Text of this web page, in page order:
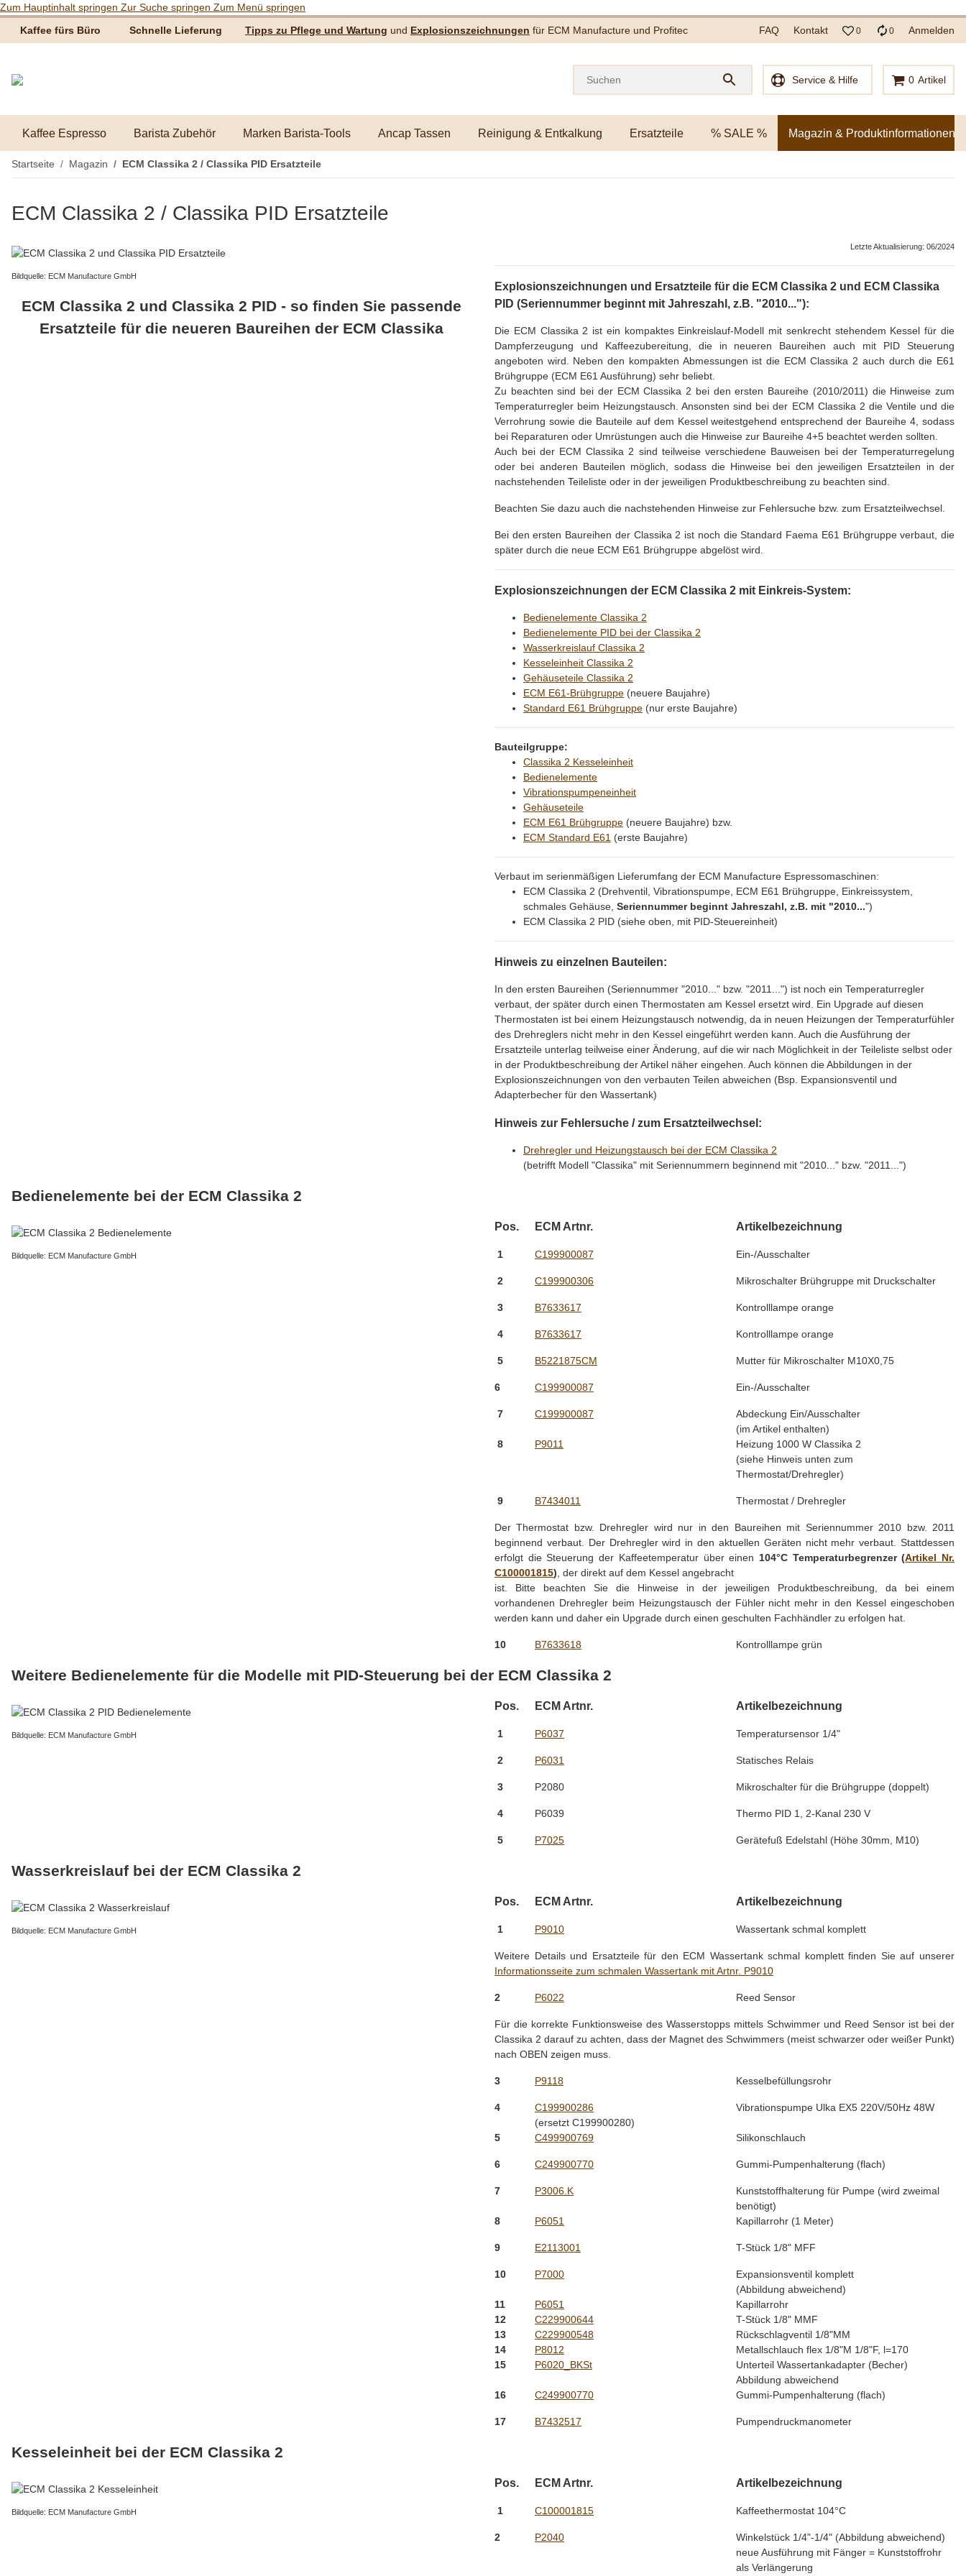
Zum Hauptinhalt springen Zur Suche springen Zum Menü springen
Kaffee fürs Büro
Schnelle Lieferung Tipps zu Pflege und Wartung und Explosionszeichnungen für ECM Manufacture und Profitec FAQ Kontakt 0 0 Anmelden
Service & Hilfe 0 Artikel
Kaffee Espresso Barista Zubehör Marken Barista-Tools Ancap Tassen Reinigung & Entkalkung Ersatzteile % SALE % Magazin & Produktinformationen
Startseite Magazin ECM Classika 2 / Classika PID Ersatzteile
ECM Classika 2 / Classika PID Ersatzteile
Bildquelle: ECM Manufacture GmbH
ECM Classika 2 und Classika 2 PID - so finden Sie passende
Ersatzteile für die neueren Baureihen der ECM Classika
Letzte Aktualisierung: 06/2024
Explosionszeichnungen und Ersatzteile für die ECM Classika 2 und ECM Classika
PID (Seriennummer beginnt mit Jahreszahl, z.B. "2010..."):
Die ECM Classika 2 ist ein kompaktes Einkreislauf-Modell mit senkrecht stehendem Kessel für die
Dampferzeugung und Kaffeezubereitung, die in neueren Baureihen auch mit PID Steuerung
angeboten wird. Neben den kompakten Abmessungen ist die ECM Classika 2 auch durch die E61
Brühgruppe (ECM E61 Ausführung) sehr beliebt.
Zu beachten sind bei der ECM Classika 2 bei den ersten Baureihe (2010/2011) die Hinweise zum
Temperaturregler beim Heizungstausch. Ansonsten sind bei der ECM Classika 2 die Ventile und die
Verrohrung sowie die Bauteile auf dem Kessel weitestgehend entsprechend der Baureihe 4, sodass
bei Reparaturen oder Umrüstungen auch die Hinweise zur Baureihe 4+5 beachtet werden sollten.
Auch bei der ECM Classika 2 sind teilweise verschiedene Bauweisen bei der Temperaturregelung
oder bei anderen Bauteilen möglich, sodass die Hinweise bei den jeweiligen Ersatzteilen in der
nachstehenden Teileliste oder in der jeweiligen Produktbeschreibung zu beachten sind.
Beachten Sie dazu auch die nachstehenden Hinweise zur Fehlersuche bzw. zum Ersatzteilwechsel.
Bei den ersten Baureihen der Classika 2 ist noch die Standard Faema E61 Brühgruppe verbaut, die
später durch die neue ECM E61 Brühgruppe abgelöst wird.
Explosionszeichnungen der ECM Classika 2 mit Einkreis-System:
Bedienelemente Classika 2
Bedienelemente PID bei der Classika 2
Wasserkreislauf Classika 2
Kesseleinheit Classika 2
Gehäuseteile Classika 2
ECM E61-Brühgruppe (neuere Baujahre)
Standard E61 Brühgruppe (nur erste Baujahre)
Bauteilgruppe:
Classika 2 Kesseleinheit
Bedienelemente
Vibrationspumpeneinheit
Gehäuseteile
ECM E61 Brühgruppe (neuere Baujahre) bzw.
ECM Standard E61 (erste Baujahre)
Verbaut im serienmäßigen Lieferumfang der ECM Manufacture Espressomaschinen:
ECM Classika 2 (Drehventil, Vibrationspumpe, ECM E61 Brühgruppe, Einkreissystem,
schmales Gehäuse, Seriennummer beginnt Jahreszahl, z.B. mit "2010...")
ECM Classika 2 PID (siehe oben, mit PID-Steuereinheit)
Hinweis zu einzelnen Bauteilen:
In den ersten Baureihen (Seriennummer "2010..." bzw. "2011...") ist noch ein Temperaturregler
verbaut, der später durch einen Thermostaten am Kessel ersetzt wird. Ein Upgrade auf diesen
Thermostaten ist bei einem Heizungstausch notwendig, da in neuen Heizungen der Temperaturfühler
des Drehreglers nicht mehr in den Kessel eingeführt werden kann. Auch die Ausführung der
Ersatzteile unterlag teilweise einer Änderung, auf die wir nach Möglichkeit in der Teileliste selbst oder
in der Produktbeschreibung der Artikel näher eingehen. Auch können die Abbildungen in der
Explosionszeichnungen von den verbauten Teilen abweichen (Bsp. Expansionsventil und
Adapterbecher für den Wassertank)
Hinweis zur Fehlersuche / zum Ersatzteilwechsel:
Drehregler und Heizungstausch bei der ECM Classika 2
(betrifft Modell "Classika" mit Seriennummern beginnend mit "2010..." bzw. "2011...")
Bedienelemente bei der ECM Classika 2
Bildquelle: ECM Manufacture GmbH
Pos. ECM Artnr. Artikelbezeichnung
1 C199900087 Ein-/Ausschalter
2 C199900306 Mikroschalter Brühgruppe mit Druckschalter
3 B7633617 Kontrolllampe orange
4 B7633617 Kontrolllampe orange
5 B5221875CM Mutter für Mikroschalter M10X0,75
6 C199900087 Ein-/Ausschalter
7 C199900087
Abdeckung Ein/Ausschalter
(im Artikel enthalten)
8
P9011
Heizung 1000 W Classika 2
(siehe Hinweis unten zum
Thermostat/Drehregler)
9 B7434011 Thermostat / Drehregler
Der Thermostat bzw. Drehregler wird nur in den Baureihen mit Seriennummer 2010 bzw. 2011
beginnend verbaut. Der Drehregler wird in den aktuellen Geräten nicht mehr verbaut. Stattdessen
erfolgt die Steuerung der Kaffeetemperatur über einen 104°C Temperaturbegrenzer (Artikel Nr.
C100001815) , der direkt auf dem Kessel angebracht
ist. Bitte beachten Sie die Hinweise in der jeweiligen Produktbeschreibung, da bei einem
vorhandenen Drehregler beim Heizungstausch der Fühler nicht mehr in den Kessel eingeschoben
werden kann und daher ein Upgrade durch einen geschulten Fachhändler zu erfolgen hat.
10 B7633618 Kontrolllampe grün
Weitere Bedienelemente für die Modelle mit PID-Steuerung bei der ECM Classika 2
Bildquelle: ECM Manufacture GmbH
Pos. ECM Artnr. Artikelbezeichnung
1 P6037 Temperatursensor 1/4"
2 P6031 Statisches Relais
3 P2080 Mikroschalter für die Brühgruppe (doppelt)
4 P6039 Thermo PID 1, 2-Kanal 230 V
5 P7025 Gerätefuß Edelstahl (Höhe 30mm, M10)
Wasserkreislauf bei der ECM Classika 2
Bildquelle: ECM Manufacture GmbH
Pos. ECM Artnr. Artikelbezeichnung
1 P9010 Wassertank schmal komplett
Weitere Details und Ersatzteile für den ECM Wassertank schmal komplett finden Sie auf unserer
Informationsseite zum schmalen Wassertank mit Artnr. P9010
2 P6022 Reed Sensor
Für die korrekte Funktionsweise des Wasserstopps mittels Schwimmer und Reed Sensor ist bei der
Classika 2 darauf zu achten, dass der Magnet des Schwimmers (meist schwarzer oder weißer Punkt)
nach OBEN zeigen muss.
3 P9118 Kesselbefüllungsrohr
4
C199900286
(ersetzt C199900280)
Vibrationspumpe Ulka EX5 220V/50Hz 48W
5 C499900769 Silikonschlauch
6 C249900770 Gummi-Pumpenhalterung (flach)
7 P3006.K
Kunststoffhalterung für Pumpe (wird zweimal
benötigt)
8
P6051 Kapillarrohr (1 Meter)
9 E2113001 T-Stück 1/8" MFF
10 P7000
Expansionsventil komplett
(Abbildung abweichend)
11
P6051
Kapillarrohr
12
C229900644
T-Stück 1/8" MMF
13
C229900548
Rückschlagventil 1/8"MM
14
P8012
Metallschlauch flex 1/8"M 1/8"F, l=170
15
P6020_BKSt
Unterteil Wassertankadapter (Becher)
Abbildung abweichend
16
C249900770 Gummi-Pumpenhalterung (flach)
17 B7432517 Pumpendruckmanometer
Kesseleinheit bei der ECM Classika 2
Bildquelle: ECM Manufacture GmbH
Pos. ECM Artnr. Artikelbezeichnung
1 C100001815 Kaffeethermostat 104°C
2 P2040
Winkelstück 1/4"-1/4" (Abbildung abweichend)
neue Ausführung mit Fänger = Kunststoffrohr
als Verlängerung